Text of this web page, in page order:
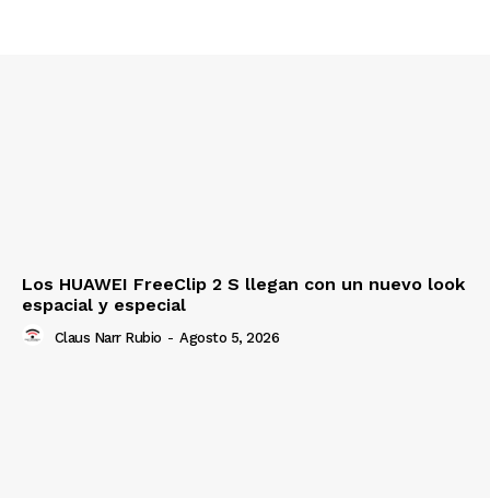
Los HUAWEI FreeClip 2 S llegan con un nuevo look
espacial y especial
Claus Narr Rubio - Agosto 5, 2026